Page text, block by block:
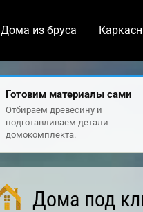
Дома из бруса
Готовим материалы сами
Отбираем древесину и
подготавливаем детали
домокомплекта.
Дома под